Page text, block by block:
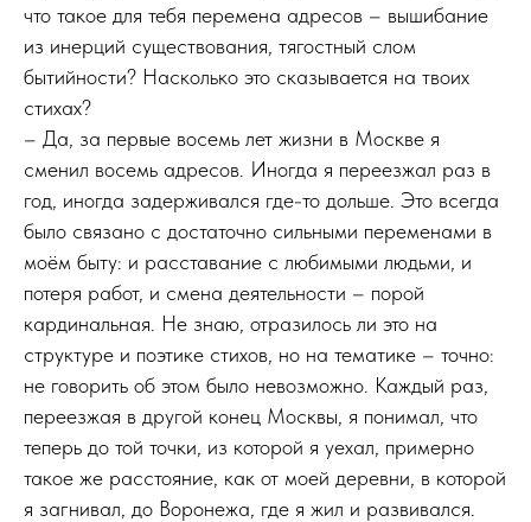
что такое для тебя перемена адресов – вышибание
из инерций существования, тягостный слом
бытийности? Насколько это сказывается на твоих
стихах?
– Да, за первые восемь лет жизни в Москве я
сменил восемь адресов. Иногда я переезжал раз в
год, иногда задерживался где-то дольше. Это всегда
было связано с достаточно сильными переменами в
моём быту: и расставание с любимыми людьми, и
потеря работ, и смена деятельности – порой
кардинальная. Не знаю, отразилось ли это на
структуре и поэтике стихов, но на тематике – точно:
не говорить об этом было невозможно. Каждый раз,
переезжая в другой конец Москвы, я понимал, что
теперь до той точки, из которой я уехал, примерно
такое же расстояние, как от моей деревни, в которой
я загнивал, до Воронежа, где я жил и развивался.